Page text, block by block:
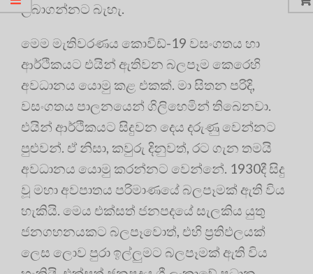
ලබාගන්නට බැහැ.
මෙම මැතිවරණය කොවිඩ්-19 වසංගතය හා
ආර්ථිකයට එයින් ඇතිවන බලපෑම කෙරෙහි
අවධානය යොමු කළ එකක්. මා සිතන පරිදි,
වසංගතය පාලනයෙන් ගිලිහෙමින් තිබෙනවා.
එයින් ආර්ථිකයට සිදුවන දෙය දරුණු වෙන්නට
පුළුවන්. ඒ නිසා, කවුරු දිනුවත්, රට ගැන තමයි
අවධානය යොමු කරන්නට වෙන්නේ. 1930දී සිදු
වූ මහා අවපාතය පරිමාණයේ බලපෑමක් ඇති විය
හැකියි. මෙය එක්සත් ජනපදයේ සැලකිය යුතු
ජනගහනයකට බලපෑවොත්, එහි ප්‍රතිඵලයක්
ලෙස ලොව පුරා ඉල්ලුමට බලපෑමක් ඇති විය